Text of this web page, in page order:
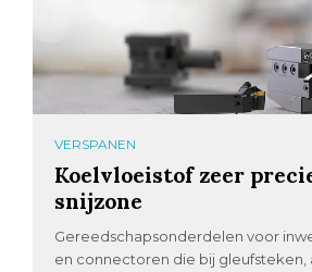
VERSPANEN
Koelvloeistof zeer
snijzone
Gereedschapsonderdelen voor
en connectoren die bij gleufsteken,